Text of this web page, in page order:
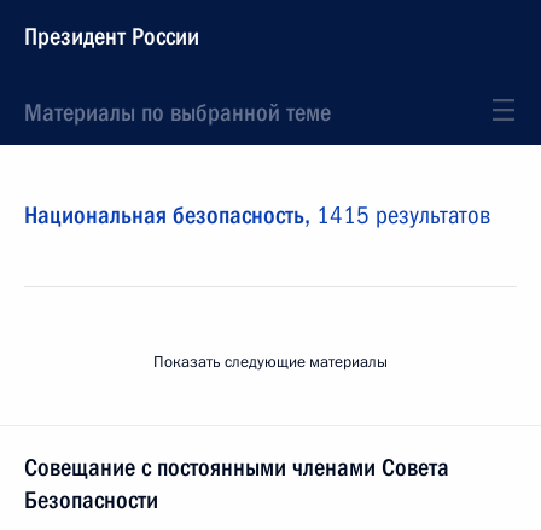
Президент России
Материалы по выбранной теме
Национальная безопасность, 1415 результатов
Показать следующие материалы
Совещание с постоянными членами Совета
Безопасности